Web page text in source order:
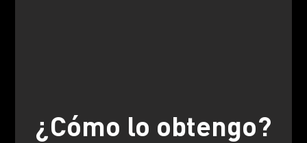
¿Cómo lo obtengo?